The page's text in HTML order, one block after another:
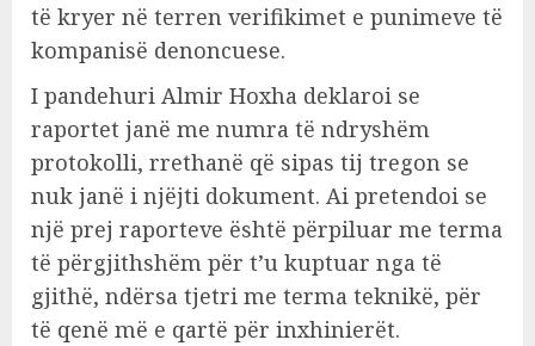
të kryer në terren verifikimet e punimeve të
kompanisë denoncuese.
I pandehuri Almir Hoxha deklaroi se
raportet janë me numra të ndryshëm
protokolli, rrethanë që sipas tij tregon se
nuk janë i njëjti dokument. Ai pretendoi se
një prej raporteve është përpiluar me terma
të përgjithshëm për t’u kuptuar nga të
gjithë, ndërsa tjetri me terma teknikë, për
të qenë më e qartë për inxhinierët.